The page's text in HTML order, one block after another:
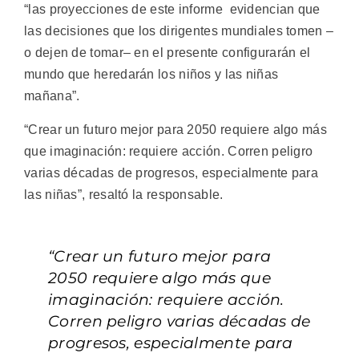
“las proyecciones de este informe evidencian que
las decisiones que los dirigentes mundiales tomen –
o dejen de tomar– en el presente configurarán el
mundo que heredarán los niños y las niñas
mañana”.
“Crear un futuro mejor para 2050 requiere algo más
que imaginación: requiere acción. Corren peligro
varias décadas de progresos, especialmente para
las niñas”, resaltó la responsable.
“Crear un futuro mejor para
2050 requiere algo más que
imaginación: requiere acción.
Corren peligro varias décadas de
progresos, especialmente para